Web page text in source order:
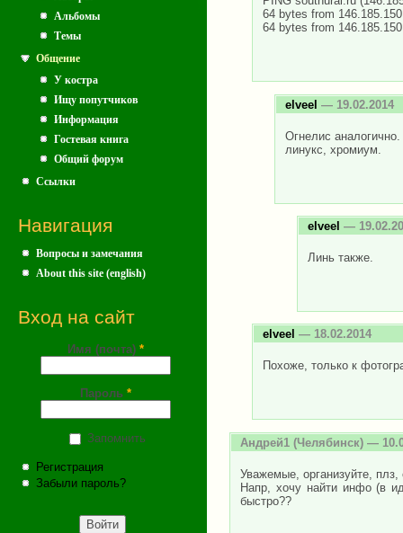
Альбомы
Темы
Общение
У костра
Ищу попутчиков
Информация
Гостевая книга
Общий форум
Ссылки
Навигация
Вопросы и замечания
About this site (english)
Вход на сайт
Имя (почта) *
Пароль *
Запомнить
Регистрация
Забыли пароль?
64 bytes from
64 bytes from
elveel — 19.02.2014
Огнелис аналогично.
линукс, хромиум.
elveel —
Линь также.
elveel — 18.02.2014
Похоже, только к
Андрей1 (Челябинск) —
Уважемые, организуйте, плз,
Напр, хочу найти инфо (в
быстро??